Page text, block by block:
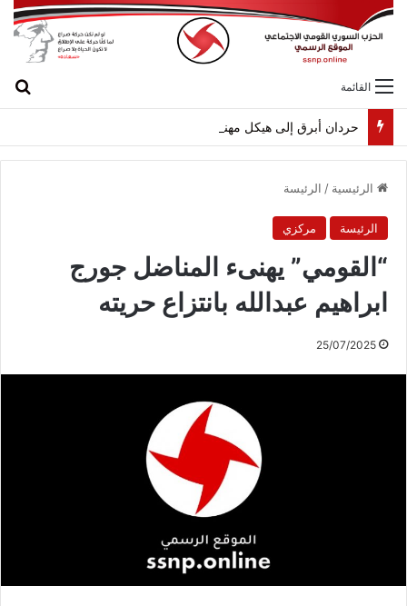
القائمة
حردان أبرق إلى هيكل مهنئاً بمناسبة عيد الجيش
الرئيسية / الرئيسة
الرئيسة مركزي
“القومي” يهنىء المناضل جورج
ابراهيم عبدالله بانتزاع حريته
25/07/2025